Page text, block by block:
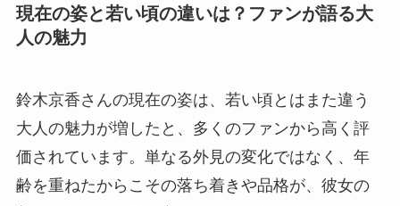
現在の姿と若い頃の違いは？ファンが語る大
人の魅力
鈴木京香さんの現在の姿は、若い頃とはまた違う
大人の魅力が増したと、多くのファンから高く評
価されています。単なる外見の変化ではなく、年
齢を重ねたからこその落ち着きや品格が、彼女の